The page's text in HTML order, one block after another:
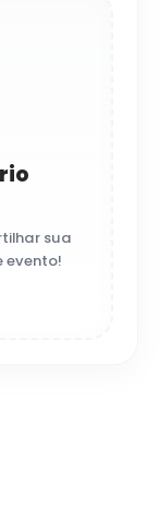
sua
evento!